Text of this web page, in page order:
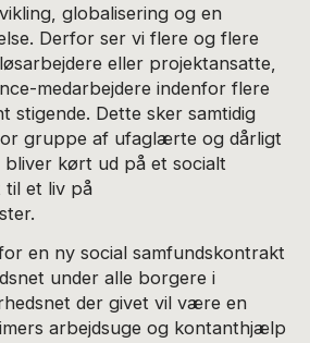
globalisering og en
Derfor ser vi flere og flere
eller projektansatte,
medarbejdere indenfor flere
stigende. Dette sker samtidig
gruppe af ufaglærte og dårligt
bliver kørt ud på et socialt
til et liv på
en ny social samfundskontrakt
under alle borgere i
der givet vil være en
arbejdsuge og kontanthjælp